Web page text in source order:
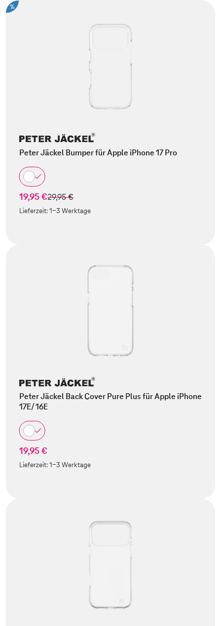
%
Peter Jäckel Bumper für Apple iPhone 17 Pro
19,95 €statt
29,95 €
Lieferzeit:1-3 Werktage
Peter Jäckel Back Cover Pure Plus für Apple iPhone
17E/ 16E
19,95 €
Lieferzeit:1-3 Werktage